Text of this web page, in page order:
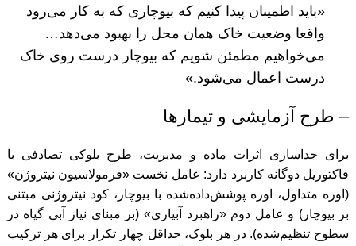
«باید اطمینان پیدا کنیم که بیوچاری که به کار می‌رود
واقعا وضعیت خاک همان محل را بهبود می‌دهد…
می‌خواهیم مطمئن شویم که بیوچار درست روی خاک
درست اعمال می‌شود.»
– طرح آزمایشی و تیمارها
برای جداسازی اثرات ماده و مدیریت، طرح بلوکی تصادفی با
فاکتوریل دوگانه کاربرد دارد: عامل نخست «فرمولاسیون نیتروژن»
(اوره متداول، اوره پوشش‌داده‌شده با بیوچار، کود نیتروژنی مبتنی
بر بیوچار) و عامل دوم «راهبرد آبیاری» (بر مبنای نیاز آبی گیاه در
سطوح تنظیم‌شده). در هر بلوک، حداقل چهار تکرار برای هر ترکیب